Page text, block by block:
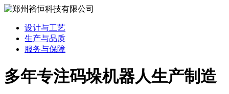
设计与工艺
生产与品质
服务与保障
多年专注码垛机器人生产制造